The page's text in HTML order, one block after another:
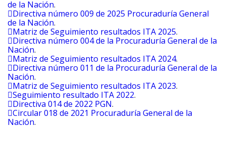
de la Nación.
Directiva número 009 de 2025 Procuraduría General
de la Nación.
Matriz de Seguimiento resultados ITA 2025.
Directiva número 004 de la Procuraduría General de la
Nación.
Matriz de Seguimiento resultados ITA 2024.
Directiva número 011 de la Procuraduría General de la
Nación.
Matriz de Seguimiento resultados ITA 2023.
Seguimiento resultado ITA 2022.
Directiva 014 de 2022 PGN.
Circular 018 de 2021 Procuraduría General de la
Nación.